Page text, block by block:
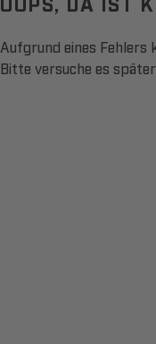
Aufgrund eines Fehlers
Bitte versuche es später